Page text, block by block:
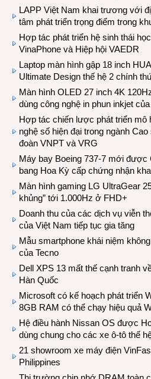
LAPP Việt Nam khai trương với
tâm phát triển trọng điểm trong
Hợp tác phát triển hệ sinh thái
VinaPhone và Hiệp hội VAEDR
Laptop màn hình gập 18 inch
Ultimate Design thế hệ 2 chính
Màn hình OLED 27 inch 4K
dùng công nghệ in phun inkjet
Hợp tác chiến lược phát triển mô
nghệ số hiện đại trong ngành
đoàn VNPT và VRG
Máy bay Boeing 737-7 mới được
bang Hoa Kỳ cấp chứng nhận
Màn hình gaming LG UltraGear
khủng” tới 1.000Hz ở FHD+
Doanh thu của các dịch vụ viễn
của Việt Nam tiếp tục gia tăng
Mẫu smartphone khái niệm
của Tecno
Dell XPS 13 mất thế cạnh tranh
Hàn Quốc
Microsoft có kế hoạch phát triển
8GB RAM có thể chạy hiệu quả
Hệ điều hành Nissan OS được
dùng chung cho các xe ô-tô thế
21 showroom xe máy điện
Philippines